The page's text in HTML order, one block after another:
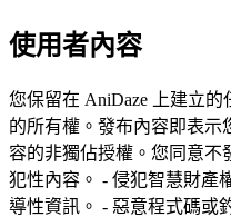
使用者內容
您保留在 AniDaze 上建立的
的所有權。發布內容即表示
容的非獨佔授權。您同意不
犯性內容。 - 侵犯智慧財產
導性資訊。 - 惡意程式碼或